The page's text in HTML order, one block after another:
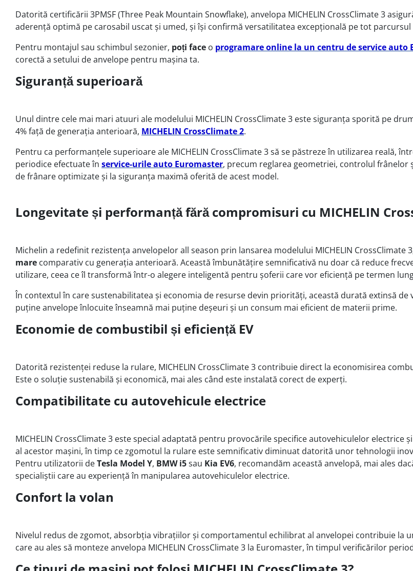
Datorită certificării 3PMSF (Three Peak Mountain Snowflake), anvelopa MICHELIN CrossClimate 3
aderență optimă pe carosabil uscat și umed, și își confirmă versatilitatea excepțională pe tot parcursul
Pentru montajul sau schimbul sezonier, poți face o programare online la un centru de service auto
corectă a setului de anvelope pentru mașina ta.
Siguranță superioară
Unul dintre cele mai mari atuuri ale modelului MICHELIN CrossClimate 3 este siguranța sporită pe
4% față de generația anterioară, MICHELIN CrossClimate 2.
Pentru ca performanțele superioare ale MICHELIN CrossClimate 3 să se păstreze în utilizarea reală,
periodice efectuate în service-urile auto Euromaster, precum reglarea geometriei, controlul
de frânare optimizate și la siguranța maximă oferită de acest model.
Longevitate și performanță fără compromisuri cu MICHELIN
Michelin a redefinit rezistența anvelopelor all season prin lansarea modelului MICHELIN CrossClimate
mare comparativ cu generația anterioară. Această îmbunătățire semnificativă nu doar că reduce
utilizare, ceea ce îl transformă într-o alegere inteligentă pentru șoferii care vor eficiență pe termen
În contextul în care sustenabilitatea și economia de resurse devin priorități, această durată extinsă de
puține anvelope înlocuite înseamnă mai puține deșeuri și un consum mai eficient de materii prime.
Economie de combustibil și eficiență EV
Datorită rezistenței reduse la rulare, MICHELIN CrossClimate 3 contribuie direct la economisirea
Este o soluție sustenabilă și economică, mai ales când este instalată corect de experți.
Compatibilitate cu autovehicule electrice
MICHELIN CrossClimate 3 este special adaptată pentru provocările specifice autovehiculelor
al acestor mașini, în timp ce zgomotul la rulare este semnificativ diminuat datorită unor tehnologii
Pentru utilizatorii deTesla Model Y, BMW i5sau Kia EV6, recomandăm această anvelopă, mai ales
specialiștii care au experiență în manipularea autovehiculelor electrice.
Confort la volan
Nivelul redus de zgomot, absorbția vibrațiilor și comportamentul echilibrat al anvelopei contribuie la
care au ales să monteze anvelopa MICHELIN CrossClimate 3 la Euromaster, în timpul verificărilor